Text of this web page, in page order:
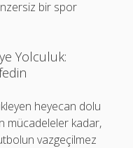
bir spor
Yolculuk:
heyecan dolu
mücadeleler kadar,
vazgeçilmez